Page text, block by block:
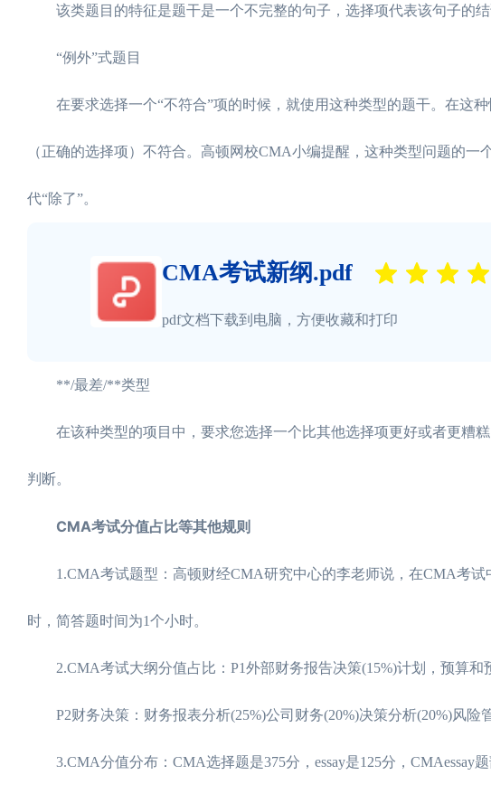
该类题目的特征是题干是一个不完整的句子，选择项代表该句子的结
“例外”式题目
在要求选择一个“不符合”项的时候，就使用这种类型的题干。在这
（正确的选择项）不符合。高顿网校CMA小编提醒，这种类型问题的
代“除了”。
CMA考试新纲.pdf
pdf文档下载到电脑，方便收藏和打印
**/最差/**类型
在该种类型的项目中，要求您选择一个比其他选择项更好或者更糟
判断。
CMA考试分值占比等其他规则
1.CMA考试题型：高顿财经CMA研究中心的李老师说，在CMA考试
时，简答题时间为1个小时。
2.CMA考试大纲分值占比：P1外部财务报告决策(15%)计划，预算和预
P2财务决策：财务报表分析(25%)公司财务(20%)决策分析(20%)风险
3.CMA分值分布：CMA选择题是375分，essay是125分，CMAessay